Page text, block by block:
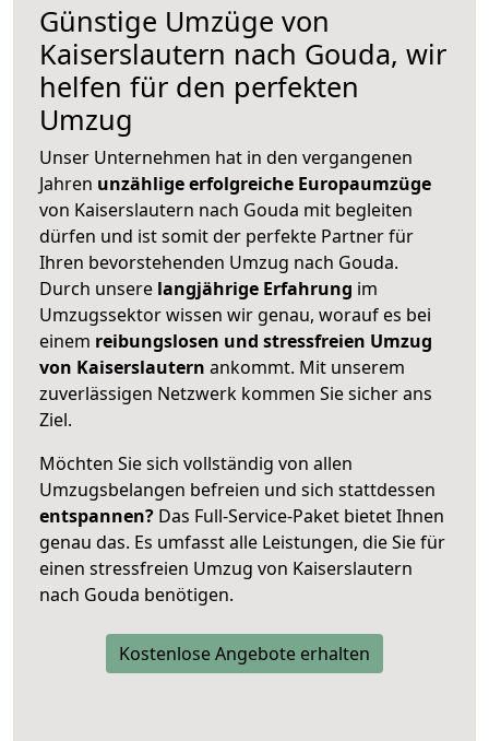
Günstige Umzüge von
Kaiserslautern nach Gouda, wir
helfen für den perfekten
Umzug
Unser Unternehmen hat in den vergangenen
Jahren unzählige erfolgreiche Europaumzüge
von Kaiserslautern nach Gouda mit begleiten
dürfen und ist somit der perfekte Partner für
Ihren bevorstehenden Umzug nach Gouda.
Durch unsere langjährige Erfahrung im
Umzugssektor wissen wir genau, worauf es bei
einem reibungslosen und stressfreien Umzug
von Kaiserslautern ankommt. Mit unserem
zuverlässigen Netzwerk kommen Sie sicher ans
Ziel.
Möchten Sie sich vollständig von allen
Umzugsbelangen befreien und sich stattdessen
entspannen? Das Full-Service-Paket bietet Ihnen
genau das. Es umfasst alle Leistungen, die Sie für
einen stressfreien Umzug von Kaiserslautern
nach Gouda benötigen.
Kostenlose Angebote erhalten